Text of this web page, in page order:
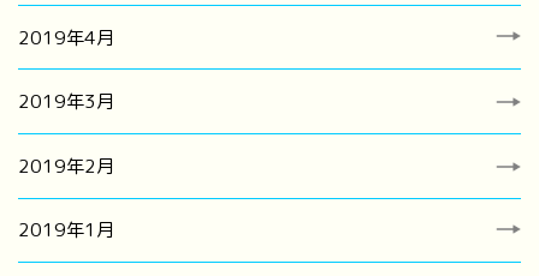
2019年4月
2019年3月
2019年2月
2019年1月